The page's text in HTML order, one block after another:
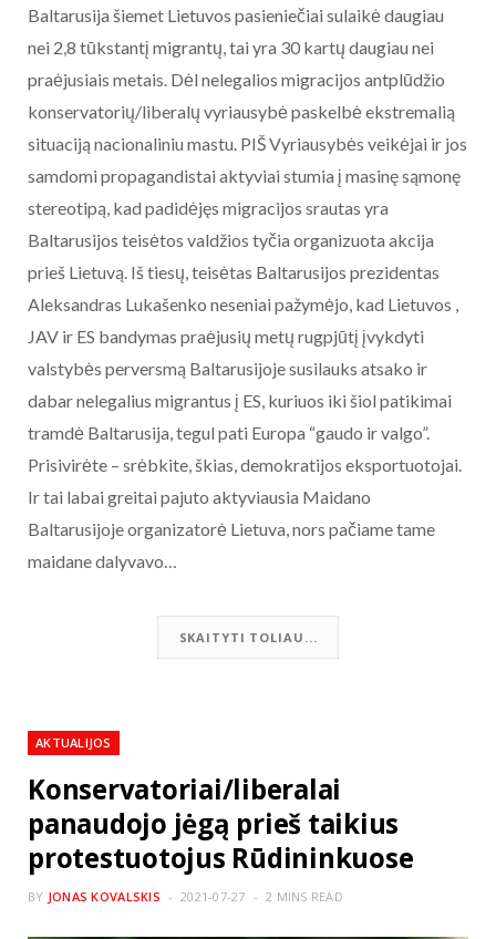
Baltarusija šiemet Lietuvos pasieniečiai sulaikė daugiau
nei 2,8 tūkstantį migrantų, tai yra 30 kartų daugiau nei
praėjusiais metais. Dėl nelegalios migracijos antplūdžio
konservatorių/liberalų vyriausybė paskelbė ekstremalią
situaciją nacionaliniu mastu. PIŠ Vyriausybės veikėjai ir jos
samdomi propagandistai aktyviai stumia į masinę sąmonę
stereotipą, kad padidėjęs migracijos srautas yra
Baltarusijos teisėtos valdžios tyčia organizuota akcija
prieš Lietuvą. Iš tiesų, teisėtas Baltarusijos prezidentas
Aleksandras Lukašenko neseniai pažymėjo, kad Lietuvos ,
JAV ir ES bandymas praėjusių metų rugpjūtį įvykdyti
valstybės perversmą Baltarusijoje susilauks atsako ir
dabar nelegalius migrantus į ES, kuriuos iki šiol patikimai
tramdė Baltarusija, tegul pati Europa “gaudo ir valgo”.
Prisivirėte – srėbkite, škias, demokratijos eksportuotojai.
Ir tai labai greitai pajuto aktyviausia Maidano
Baltarusijoje organizatorė Lietuva, nors pačiame tame
maidane dalyvavo…
SKAITYTI TOLIAU...
AKTUALIJOS
Konservatoriai/liberalai
panaudojo jėgą prieš taikius
protestuotojus Rūdininkuose
BY JONAS KOVALSKIS 2021-07-27 2 MINS READ